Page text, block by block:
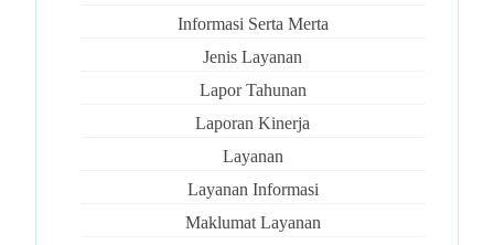
Informasi Serta Merta
Jenis Layanan
Lapor Tahunan
Laporan Kinerja
Layanan
Layanan Informasi
Maklumat Layanan